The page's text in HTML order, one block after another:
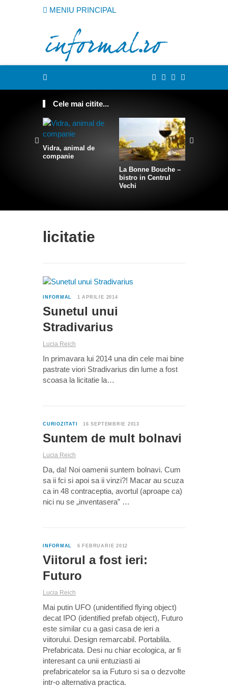
MENIU PRINCIPAL
Cele mai citite...
Vidra, animal de
companie
La Bonne Bouche –
bistro in Centrul
Vechi
licitatie
INFORMAL 1 APRILIE 2014
Sunetul unui
Stradivarius
Lucia Reich
In primavara lui 2014 una din cele mai bine
pastrate viori Stradivarius din lume a fost
scoasa la licitatie la…
CURIOZITATI 16 SEPTEMBRIE 2013
Suntem de mult bolnavi
Lucia Reich
Da, da! Noi oamenii suntem bolnavi. Cum
sa ii fci si apoi sa ii vinzi?! Macar au scuza
ca in 48 contraceptia, avortul (aproape ca)
nici nu se „inventasera” …
INFORMAL 6 FEBRUARIE 2012
Viitorul a fost ieri:
Futuro
Lucia Reich
Mai putin UFO (unidentified flying object)
decat IPO (identified prefab object), Futuro
este similar cu a gasi casa de ieri a
viitorului. Design remarcabil. Portablila.
Prefabricata. Desi nu chiar ecologica, ar fi
interesant ca unii entuziasti ai
prefabricatelor sa ia Futuro si sa o dezvolte
intr-o alternativa practica.